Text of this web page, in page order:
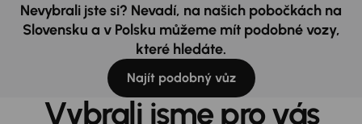
Nevybrali jste si? Nevadí, na našich pobočkách na
Slovensku a v Polsku můžeme mít podobné vozy,
které hledáte.
Najít podobný vůz
Vybrali jsme pro vás